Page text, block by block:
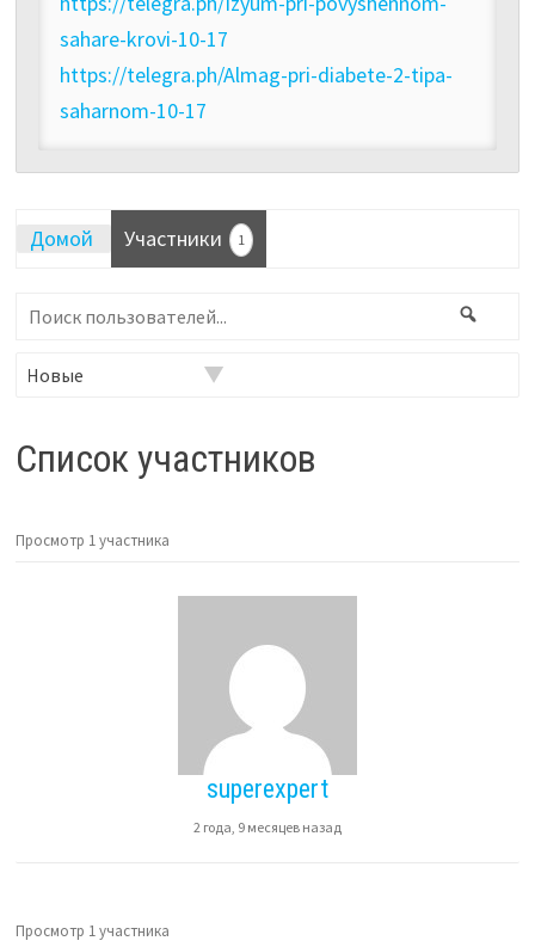
sahare-krovi-10-17
https://telegra.ph/Almag-pri-diabete-2-tipa-
saharnom-10-17
Домой Участники 1
Поиск
Список участников
Просмотр 1 участника
superexpert
2 года, 9 месяцев назад
Просмотр 1 участника